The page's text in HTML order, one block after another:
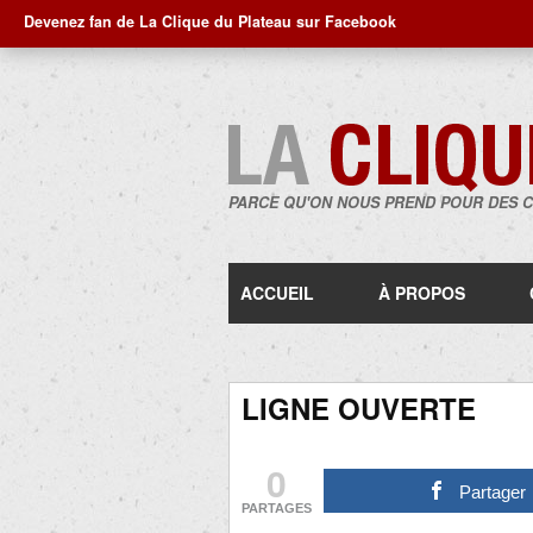
Devenez fan de La Clique du Plateau sur Facebook
PARCE QU'ON NOUS PREND POUR DES
ACCUEIL À PROPOS
LIGNE OUVERTE
0
PARTAGES
Partager